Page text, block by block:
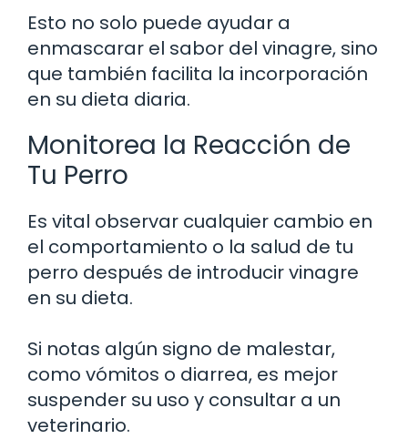
Esto no solo puede ayudar a
enmascarar el sabor del vinagre, sino
que también facilita la incorporación
en su dieta diaria.
Monitorea la Reacción de
Tu Perro
Es vital observar cualquier cambio en
el comportamiento o la salud de tu
perro después de introducir vinagre
en su dieta.
Si notas algún signo de malestar,
como vómitos o diarrea, es mejor
suspender su uso y consultar a un
veterinario.